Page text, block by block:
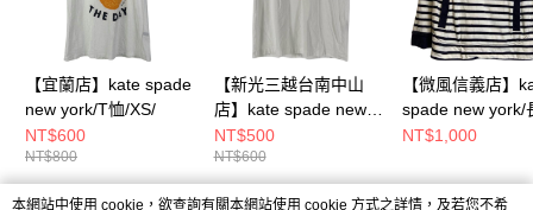
【宜蘭店】kate spade
new york/T恤/XS/
NT$600
NT$800
【新光三越台南中山
店】kate spade new
york/短袖上
衣/XS/P467
NT$500
NT$600
【微風信義店】
spade new york/
T/M/
NT$1,000
本網站中使用 cookie，欲查詢有關本網站使用 cookie 方式之詳情，及若您不希